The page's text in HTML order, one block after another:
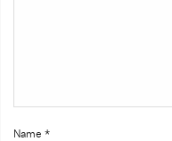
Name *